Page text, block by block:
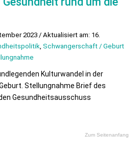
2023 / Aktualisiert am: 16.
, Schwangerschaft / Geburt
Kulturwandel in der
Stellungnahme Brief des
Gesundheitsausschuss
Zum Seitenanfang